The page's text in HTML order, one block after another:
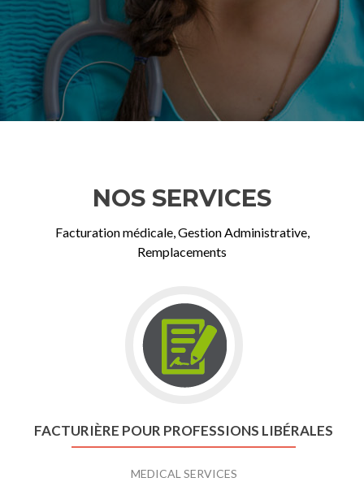
NOS SERVICES
Facturation médicale, Gestion Administrative,
Remplacements
FACTURIÈRE POUR PROFESSIONS LIBÉRALES
MEDICAL SERVICES